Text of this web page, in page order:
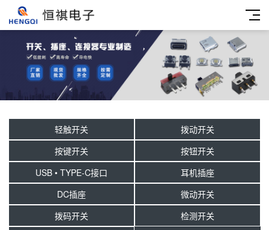
轻触开关
拨动开关
按键开关
按钮开关
USB • TYPE-C接口
耳机插座
DC插座
微动开关
拨码开关
检测开关